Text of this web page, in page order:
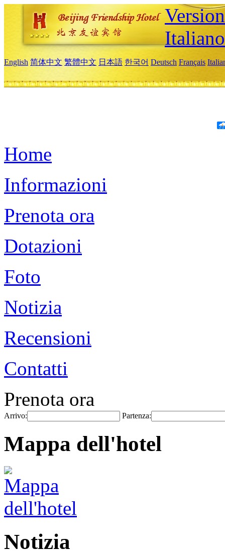
Italiano
English 简体中文 繁體中文 日本語 한국어 Deutsch Français
Home
Informazioni
Prenota ora
Dotazioni
Foto
Notizia
Recensioni
Contatti
Prenota ora
Arrivo: Partenza:
Mappa dell'hotel
Notizia